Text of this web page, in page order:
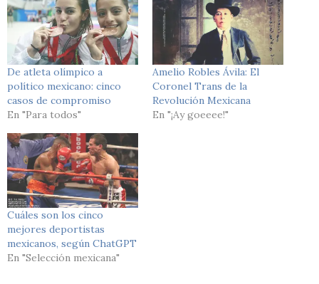
De atleta olímpico a
político mexicano: cinco
casos de compromiso
En "Para todos"
Amelio Robles Ávila: El
Coronel Trans de la
Revolución Mexicana
En "¡Ay goeeee!"
Cuáles son los cinco
mejores deportistas
mexicanos, según ChatGPT
En "Selección mexicana"